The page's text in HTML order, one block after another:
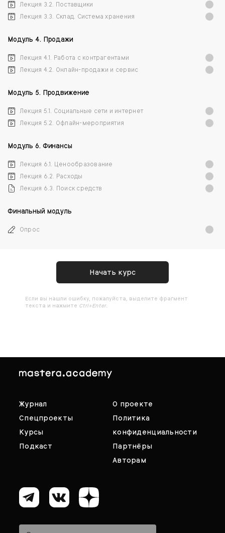
Лекция 3.2. Поставщики
Лекция 3.3. Склад. Система хранения
Модуль 4. Продажи
Лекция 4.1. Работа с контрагентами
Лекция 4.2. Онлайн-продажи и сервис
Модуль 5. Продвижение
Лекция 5.1. Социальные сети и интернет
Лекция 5.2. Офлайн-мероприятия
Модуль 6. Финансы
Лекция 6.1. Ценообразование
Лекция 6.2. Расходы
Лекция 6.3. Поиск средств
Финальный модуль
Опрос
Начать курс
Ecли вы нашли ошибку, пожалуйста, выделите фрагмент
текста и нажмите Ctrl+Enter.
Журнал
Спецпроекты
Курсы
Подкаст
О проекте
Политика
конфиденциальности
Партнёры
Авторам